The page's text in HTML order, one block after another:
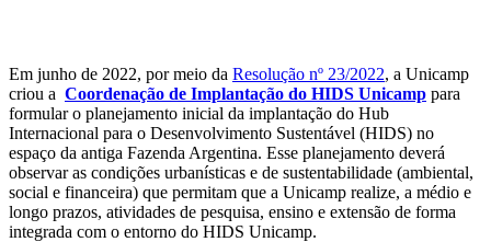
Em junho de 2022, por meio da Resolução nº 23/2022, a Unicamp
criou a Coordenação de Implantação do HIDS Unicamp para
formular o planejamento inicial da implantação do Hub
Internacional para o Desenvolvimento Sustentável (HIDS) no
espaço da antiga Fazenda Argentina. Esse planejamento deverá
observar as condições urbanísticas e de sustentabilidade (ambiental,
social e financeira) que permitam que a Unicamp realize, a médio e
longo prazos, atividades de pesquisa, ensino e extensão de forma
integrada com o entorno do HIDS Unicamp.